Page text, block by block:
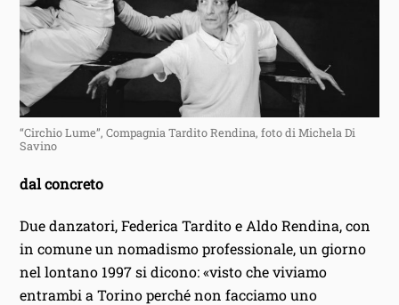
“Circhio Lume”, Compagnia Tardito Rendina, foto di Michela Di
Savino
dal concreto
Due danzatori, Federica Tardito e Aldo Rendina, con
in comune un nomadismo professionale, un giorno
nel lontano 1997 si dicono: «visto che viviamo
entrambi a Torino perché non facciamo uno